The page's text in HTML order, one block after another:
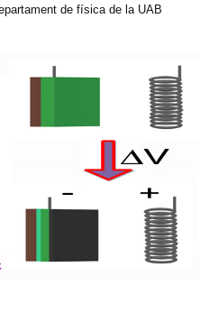
de física de la UAB